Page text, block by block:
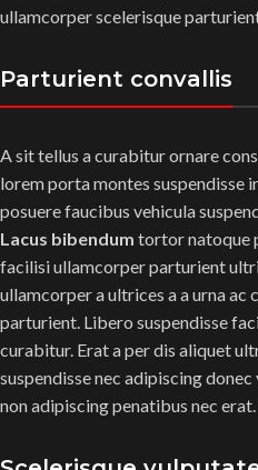
ullamcorper scelerisque
Parturient convallis
A sit tellus a curabitur ornare
lorem porta montes suspendisse
posuere faucibus vehicula
Lacus bibendum tortor natoque
facilisi ullamcorper parturient
ullamcorper a ultrices a a urna
parturient. Libero suspendisse
curabitur. Erat a per dis aliquet
suspendisse nec adipiscing
non adipiscing penatibus nec erat.